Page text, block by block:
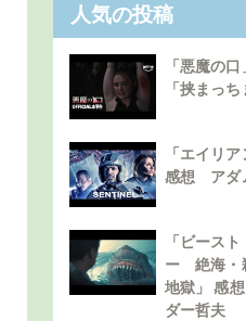
人気の投稿
「悪魔の
「挟まっち
「エイリ
感想 アダ
「ビース
ー 絶海・
地獄」 感
ダー哲夫